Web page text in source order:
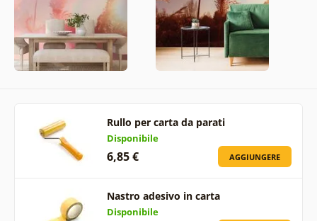
Rullo per carta da parati
Disponibile
6,85 € AGGIUNGERE
Nastro adesivo in carta
Disponibile